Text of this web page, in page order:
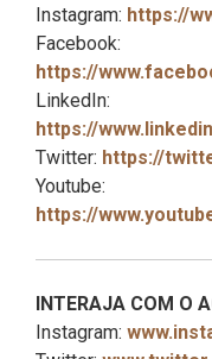
Instagram: https://
Facebook:
https://
LinkedIn:
https://
Twitter: https://
Youtube:
https://
INTERAJA COM O
Instagram: